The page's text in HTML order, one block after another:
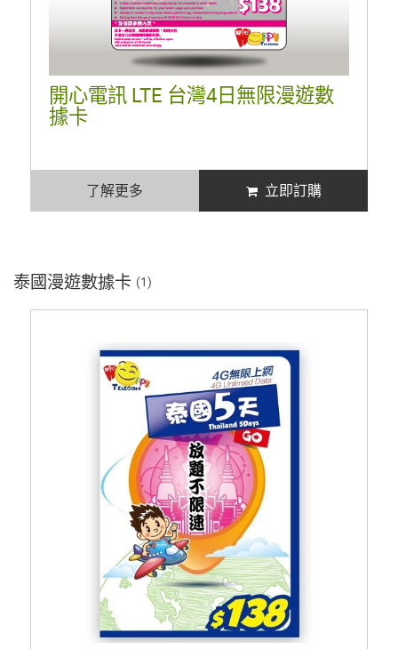
開心電訊 LTE 台灣4日無限漫遊數
據卡
了解更多 立即訂購
泰國漫遊數據卡 (1)